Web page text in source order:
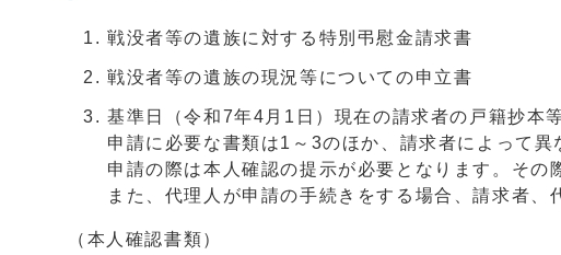
戦没者等の遺族に対する特別弔慰金請求書
戦没者等の遺族の現況等についての申立書
基準日（令和7年4月1日）現在の請求者の戸籍抄本
申請に必要な書類は1～3のほか、請求者によって異
申請の際は本人確認の提示が必要となります。その
また、代理人が申請の手続きをする場合、請求者、
（本人確認書類）